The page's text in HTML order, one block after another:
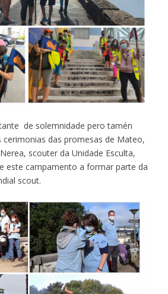
de solemnidade pero tamén
das promesas de Mateo,
scouter da Unidade Esculta,
este campamento a formar parte da
scout.